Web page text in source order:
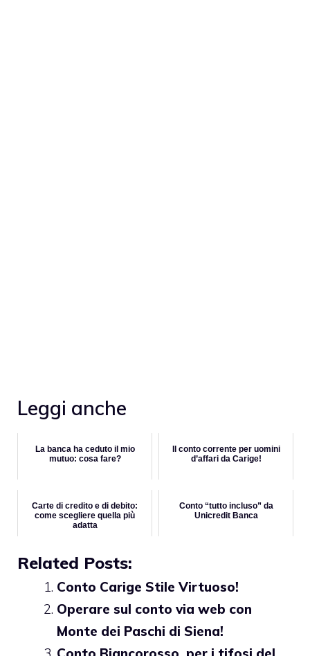
Leggi anche
La banca ha ceduto il mio
mutuo: cosa fare?
Il conto corrente per uomini
d’affari da Carige!
Carte di credito e di debito:
come scegliere quella più
adatta
Conto “tutto incluso” da
Unicredit Banca
Related Posts:
Conto Carige Stile Virtuoso!
Operare sul conto via web con
Monte dei Paschi di Siena!